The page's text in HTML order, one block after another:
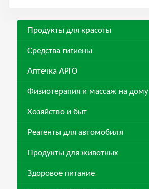
Продукты для красоты
Средства гигиены
Аптечка АРГО
Физиотерапия и массаж на дому
Хозяйство и быт
Реагенты для автомобиля
Продукты для животных
Здоровое питание